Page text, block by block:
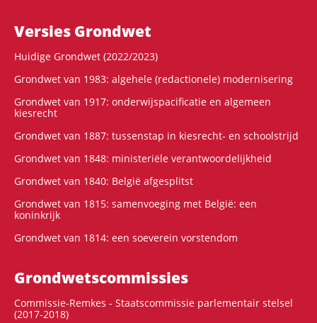
Versies Grondwet
Huidige Grondwet (2022/2023)
Grondwet van 1983: algehele (redactionele) modernisering
Grondwet van 1917: onderwijspacificatie en algemeen
kiesrecht
Grondwet van 1887: tussenstap in kiesrecht- en schoolstrijd
Grondwet van 1848: ministeriële verantwoordelijkheid
Grondwet van 1840: België afgesplitst
Grondwet van 1815: samenvoeging met België: een
koninkrijk
Grondwet van 1814: een soeverein vorstendom
Grondwets­commissies
Commissie-Remkes - Staatscommissie parlementair stelsel
(2017-2018)